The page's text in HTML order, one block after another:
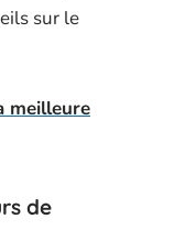
sur le
meilleure
de